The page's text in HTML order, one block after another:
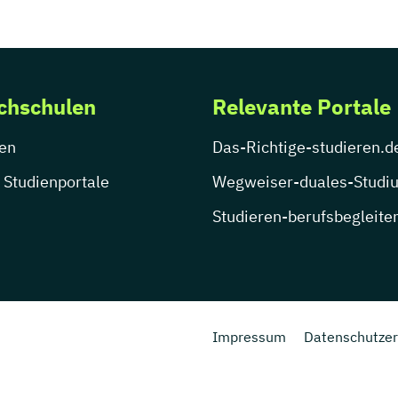
Relevante Portale
Das-Richtige-
Wegweiser-duales-
Studieren-
Impressum